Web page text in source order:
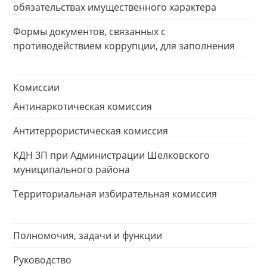
обязательствах имущественного характера
Формы документов, связанных с
противодействием коррупции, для заполнения
Комиссии
Антинаркотическая комиссия
Антитеррористическая комиссия
КДН ЗП при Администрации Шелковского
муниципального района
Территориальная избирательная комиссия
Полномочия, задачи и функции
Руководство